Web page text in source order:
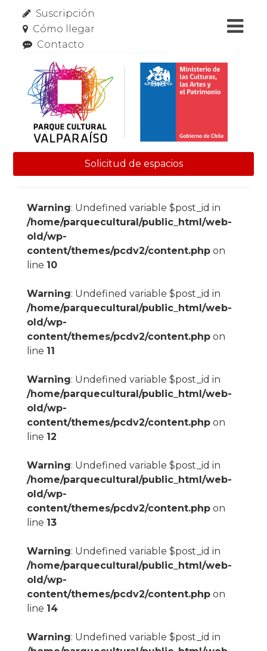
Suscripción
Cómo llegar
Contacto
Solicitud de espacios
Warning: Undefined variable $post_id in
/home/parquecultural/public_html/web-
old/wp-
content/themes/pcdv2/content.phpon
line 10
Warning: Undefined variable $post_id in
/home/parquecultural/public_html/web-
old/wp-
content/themes/pcdv2/content.phpon
line 11
Warning: Undefined variable $post_id in
/home/parquecultural/public_html/web-
old/wp-
content/themes/pcdv2/content.phpon
line 12
Warning: Undefined variable $post_id in
/home/parquecultural/public_html/web-
old/wp-
content/themes/pcdv2/content.phpon
line 13
Warning: Undefined variable $post_id in
/home/parquecultural/public_html/web-
old/wp-
content/themes/pcdv2/content.phpon
line 14
Warning: Undefined variable $post_id in